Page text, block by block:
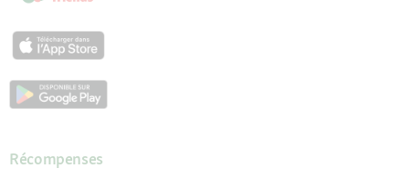
Récompenses